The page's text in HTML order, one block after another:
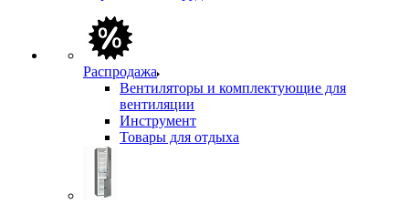
Распродажа
Вентиляторы и комплектующие для
вентиляции
Инструмент
Товары для отдыха